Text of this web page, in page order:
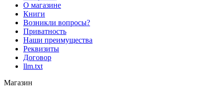
О магазине
Книги
Возникли вопросы?
Приватность
Наши преимущества
Реквизиты
Договор
llm.txt
Магазин